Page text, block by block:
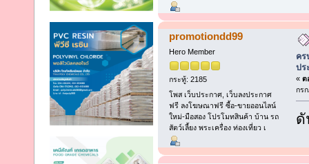
promotiondd99
Hero Member
กระทู้: 2185
โพส เว็บประกาศ, เว็บลงประกาศ
ฟรี ลงโฆษณาฟรี ซื้อ-ขายออนไลน์
ใหม่-มือสอง โปรโมทสินค้า บ้าน รถ
สัตว์เลี้ยง พระเครื่อง ท่องเที่ยว เ
คร
ปร
« ต
กร
ดั